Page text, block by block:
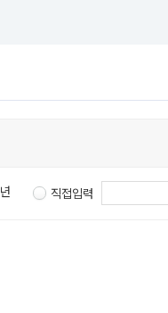
직접입력